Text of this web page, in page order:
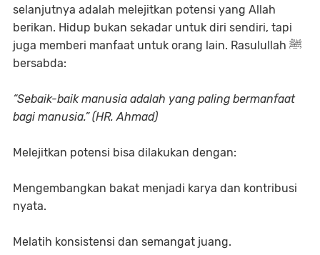
selanjutnya adalah melejitkan potensi yang Allah
berikan. Hidup bukan sekadar untuk diri sendiri, tapi
juga memberi manfaat untuk orang lain. Rasulullah ﷺ
bersabda:
“Sebaik-baik manusia adalah yang paling bermanfaat
bagi manusia.” (HR. Ahmad)
Melejitkan potensi bisa dilakukan dengan:
Mengembangkan bakat menjadi karya dan kontribusi
nyata.
Melatih konsistensi dan semangat juang.